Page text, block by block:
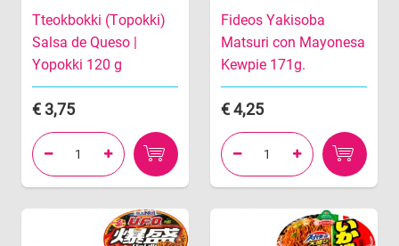
Tteokbokki (Topokki)
Salsa de Queso |
Yopokki 120 g
3,75
 
Fideos Yakisoba
Matsuri con Mayonesa
Kewpie 171g.
4,25
 